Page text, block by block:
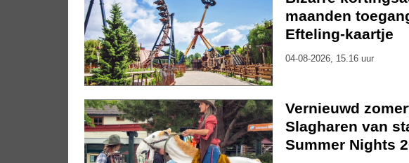
maanden
Efteling-kaartje
04-08-2026, 15.16 uur
Vernieuwd
Slagharen van
Summer Nights